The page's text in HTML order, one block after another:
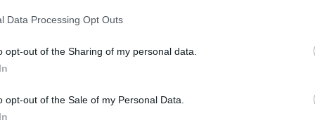
Data Processing Opt Outs
opt-out of the Sharing of my personal data.
opt-out of the Sale of my Personal Data.
υδρογονάνθρακες , ο υπουργός τόνισε:
«Αν
δύο φορές παραπάνω. Ο στόχος είναι να
Σιάμισιη, τον Διευθύνοντα Σύμβουλο της
η προσπάθεια είναι, ενδεχομένως, να πάμε και λίγο